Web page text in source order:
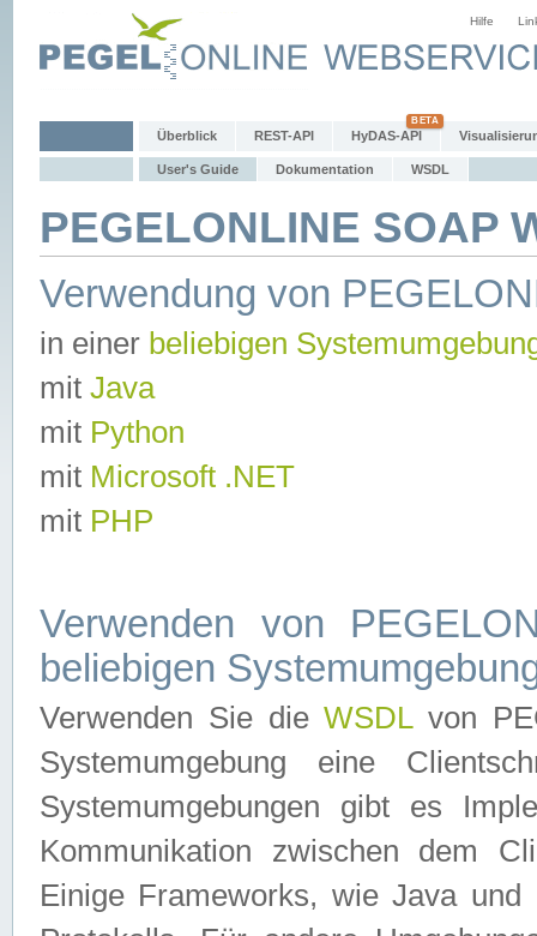
Hilfe
Überblick REST-API HyDAS-API
User's Guide Dokumentation WSDL
PEGELONLINE SOAP
Verwendung von
in einer beliebigen
mit Java
mit Python
mit Microsoft .NET
mit PHP
Verwenden von
beliebigen
Verwenden Sie dieWSDLvon
Systemumgebung eine
Systemumgebungen gibt es
Kommunikation zwischen dem
Einige Frameworks, wie Java